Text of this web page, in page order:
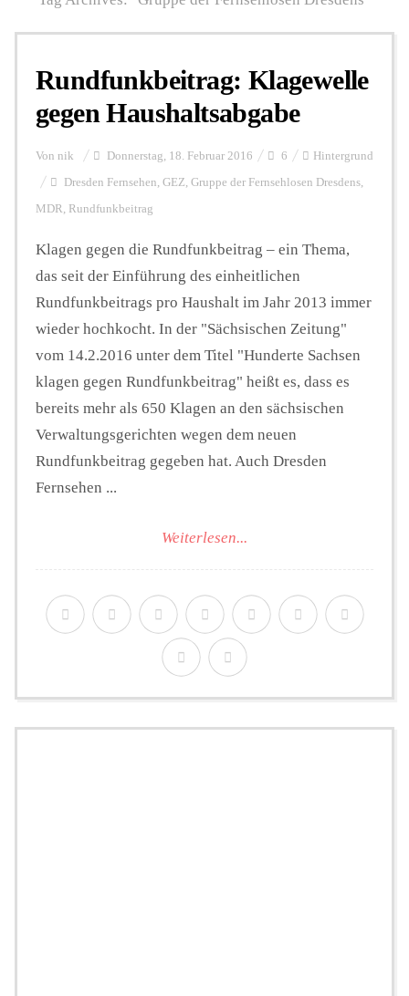
Hintergrund
FUNKTURM-Beiträge
Podcast
Seminare
Unterstützen
Rundfunkbeitrag: Klagewelle
gegen Haushaltsabgabe
Von nik Donnerstag, 18. Februar 2016 6 Hintergrund
Dresden Fernsehen, GEZ, Gruppe der Fernsehlosen Dresdens,
MDR, Rundfunkbeitrag
Klagen gegen die Rundfunkbeitrag – ein Thema,
das seit der Einführung des einheitlichen
Rundfunkbeitrags pro Haushalt im Jahr 2013 immer
wieder hochkocht. In der "Sächsischen Zeitung"
vom 14.2.2016 unter dem Titel "Hunderte Sachsen
klagen gegen Rundfunkbeitrag" heißt es, dass es
bereits mehr als 650 Klagen an den sächsischen
Verwaltungsgerichten wegen dem neuen
Rundfunkbeitrag gegeben hat. Auch Dresden
Fernsehen ...
Weiterlesen...